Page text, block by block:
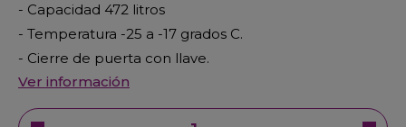
- Capacidad 472 litros
- Temperatura -25 a -17 grados C.
- Cierre de puerta con llave.
Ver información